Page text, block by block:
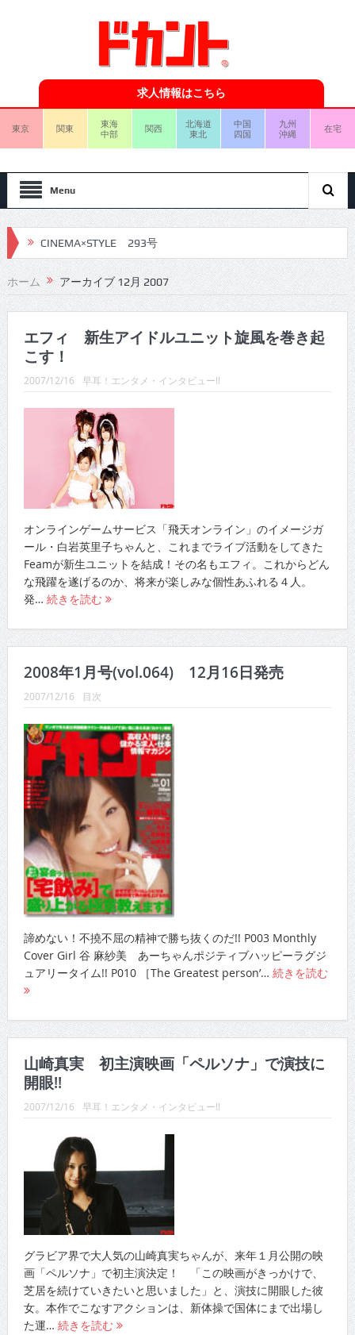
求人情報はこちら
東京 関東
東海
中部
関西
北海道
東北
中国
四国
九州
沖縄
在宅
Menu
CINEMA×STYLE 293号
CINEMA×STYLE 292号
CINEMA×STYLE 291号
CINEMA×STYLE 290号
CINEMA×STYLE 289号
CINEMA×STYLE 287号
CINEMA×STYLE 286号
CINEMA×STYLE 285号
ホーム アーカイブ 12月 2007
エフィ 新生アイドルユニット旋風を巻き起
こす！
2007/12/16 早耳！エンタメ・インタビュー!!
オンラインゲームサービス「飛天オンライン」のイメージガ
ール・白岩英里子ちゃんと、これまでライブ活動をしてきた
Feamが新生ユニットを結成！その名もエフィ。これからどん
な飛躍を遂げるのか、将来が楽しみな個性あふれる４人。
発… 続きを読む
2008年1月号(vol.064) 12月16日発売
2007/12/16 目次
諦めない！不撓不屈の精神で勝ち抜くのだ!! P003 Monthly
Cover Girl 谷 麻紗美 あーちゃんポジティブハッピーラグジ
ュアリータイム!! P010 ［The Greatest person’… 続きを読む
山崎真実 初主演映画「ペルソナ」で演技に
開眼!!
2007/12/16 早耳！エンタメ・インタビュー!!
グラビア界で大人気の山崎真実ちゃんが、来年１月公開の映
画「ペルソナ」で初主演決定！ 「この映画がきっかけで、
芝居を続けていきたいと思いました」と、演技に開眼した彼
女。本作でこなすアクションは、新体操で国体にまで出場し
た運… 続きを読む